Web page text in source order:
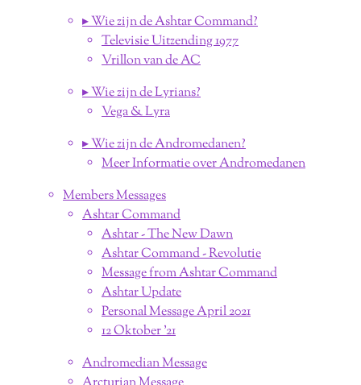
▸ Wie zijn de Ashtar Command?
Televisie Uitzending 1977
Vrillon van de AC
▸ Wie zijn de Lyrians?
Vega & Lyra
▸ Wie zijn de Andromedanen?
Meer Informatie over Andromedanen
Members Messages
Ashtar Command
Ashtar - The New Dawn
Ashtar Command - Revolutie
Message from Ashtar Command
Ashtar Update
Personal Message April 2021
12 Oktober '21
Andromedian Message